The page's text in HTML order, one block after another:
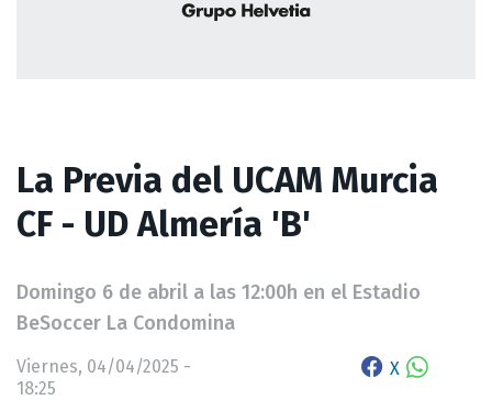
La Previa del UCAM Murcia
CF - UD Almería 'B'
Domingo 6 de abril a las 12:00h en el Estadio
BeSoccer La Condomina
Viernes, 04/04/2025 -
18:25
X